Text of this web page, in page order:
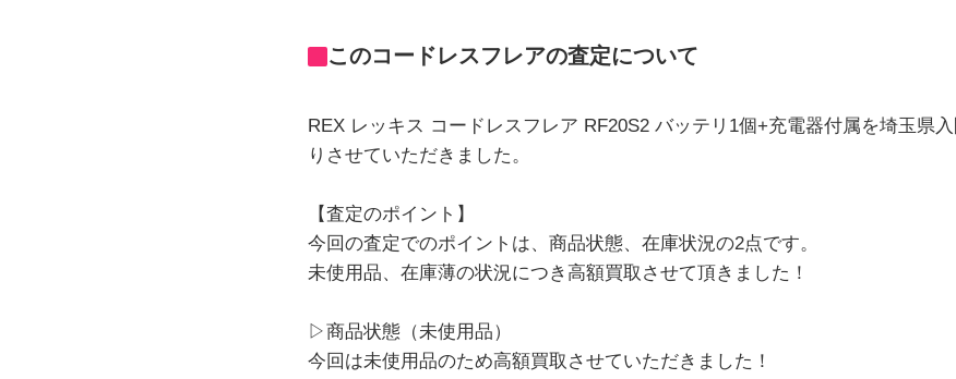
このコードレスフレアの査定について
REX レッキス コードレスフレア RF20S2 バッテリ1個+充電器付属を埼玉県
りさせていただきました。
【査定のポイント】
今回の査定でのポイントは、商品状態、在庫状況の2点です。
未使用品、在庫薄の状況につき高額買取させて頂きました！
▷商品状態（未使用品）
今回は未使用品のため高額買取させていただきました！